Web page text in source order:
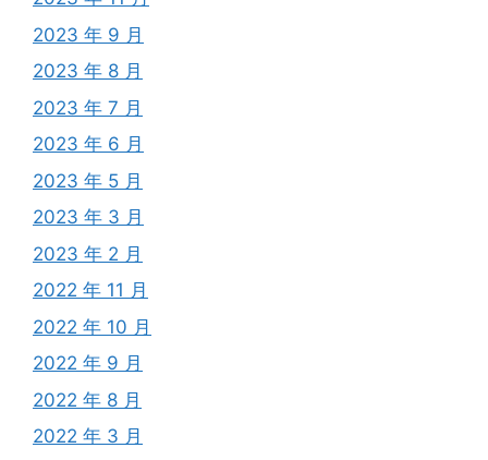
2023 年 9 月
2023 年 8 月
2023 年 7 月
2023 年 6 月
2023 年 5 月
2023 年 3 月
2023 年 2 月
2022 年 11 月
2022 年 10 月
2022 年 9 月
2022 年 8 月
2022 年 3 月